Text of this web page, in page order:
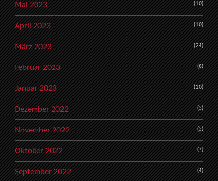
Mai 2023 (10)
April 2023 (10)
März 2023 (24)
Februar 2023 (8)
Januar 2023 (10)
Dezember 2022 (5)
November 2022 (5)
Oktober 2022 (7)
September 2022 (4)